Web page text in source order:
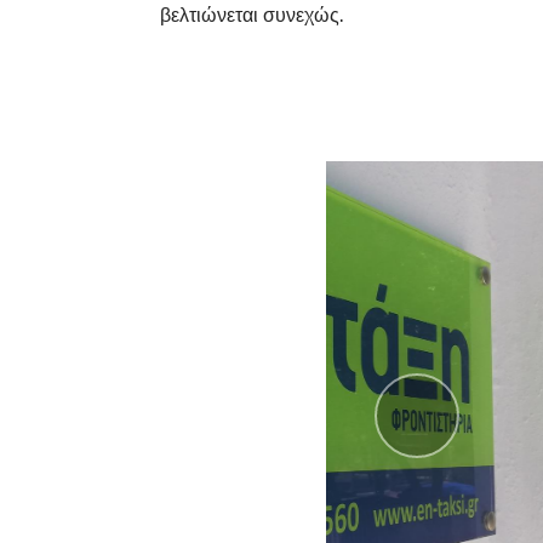
βελτιώνεται συνεχώς.